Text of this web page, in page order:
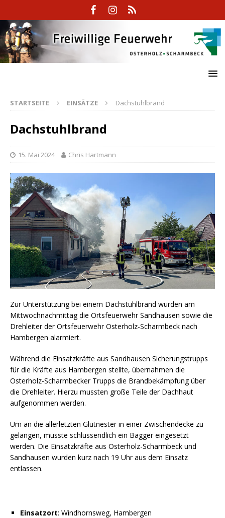
STARTSEITE EINSÄTZE Dachstuhlbrand
Dachstuhlbrand
15. Mai 2024 Chris Hartmann
Zur Unterstützung bei einem Dachstuhlbrand wurden am
Mittwochnachmittag die Ortsfeuerwehr Sandhausen sowie die
Drehleiter der Ortsfeuerwehr Osterholz-Scharmbeck nach
Hambergen alarmiert.
Während die Einsatzkräfte aus Sandhausen Sicherungstrupps
für die Kräfte aus Hambergen stellte, übernahmen die
Osterholz-Scharmbecker Trupps die Brandbekämpfung über
die Drehleiter. Hierzu mussten große Teile der Dachhaut
aufgenommen werden.
Um an die allerletzten Glutnester in einer Zwischendecke zu
gelangen, musste schlussendlich ein Bagger eingesetzt
werden. Die Einsatzkräfte aus Osterholz-Scharmbeck und
Sandhausen wurden kurz nach 19 Uhr aus dem Einsatz
entlassen.
Einsatzort: Windhornsweg, Hambergen